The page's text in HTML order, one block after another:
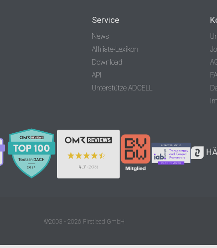
Service
News
Affiliate-Lexikon
Download
API
Unterstütze ADCELL
©2003 - 2026 Firstlead GmbH